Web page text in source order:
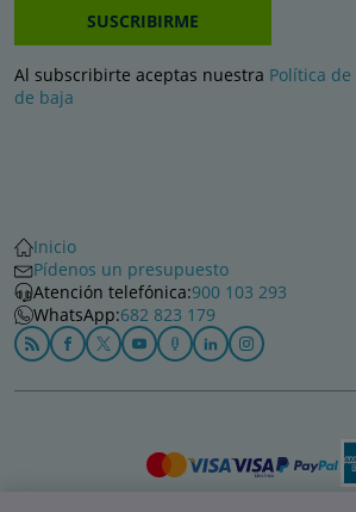
SUSCRIBIRME
Al subscribirte aceptas nuestra Política
de baja
Inicio
Pídenos un presupuesto
Atención telefónica:900 103 293
WhatsApp:682 823 179